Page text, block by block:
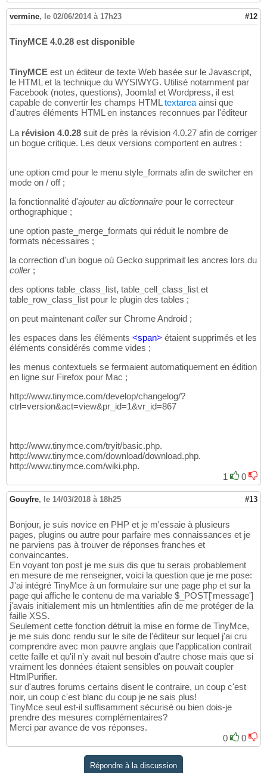
vermine, le 02/06/2014 à 17h23 #12
TinyMCE 4.0.28 est disponible
TinyMCE est un éditeur de texte Web basée sur le Javascript,
le HTML et la technique du WYSIWYG. Utilisé notamment par
Facebook (notes, questions), Joomla! et Wordpress, il est
capable de convertir les champs HTML textarea ainsi que
d'autres éléments HTML en instances reconnues par l'éditeur
La révision 4.0.28 suit de près la révision 4.0.27 afin de corriger
un bogue critique. Les deux versions comportent en autres :
une option cmd pour le menu style_formats afin de switcher en
mode on / off ;
la fonctionnalité d'ajouter au dictionnaire pour le correcteur
orthographique ;
une option paste_merge_formats qui réduit le nombre de
formats nécessaires ;
la correction d'un bogue où Gecko supprimait les ancres lors du
coller;
des options table_class_list, table_cell_class_list et
table_row_class_list pour le plugin des tables ;
on peut maintenant collersur Chrome Android ;
les espaces dans les éléments <span> étaient supprimés et les
éléments considérés comme vides ;
les menus contextuels se fermaient automatiquement en édition
en ligne sur Firefox pour Mac ;
http://www.tinymce.com/develop/changelog/?
ctrl=version&act=view&pr_id=1&vr_id=867
http://www.tinymce.com/tryit/basic.php.
http://www.tinymce.com/download/download.php.
http://www.tinymce.com/wiki.php.
1
0
Gouyfre, le 14/03/2018 à 18h25 #13
Bonjour, je suis novice en PHP et je m'essaie à plusieurs
pages, plugins ou autre pour parfaire mes connaissances et je
ne parviens pas à trouver de réponses franches et
convaincantes.
En voyant ton post je me suis dis que tu serais probablement
en mesure de me renseigner, voici la question que je me pose:
J'ai intégré TinyMce à un formulaire sur une page php et sur la
page qui affiche le contenu de ma variable $_POST['message']
j'avais initialement mis un htmlentities afin de me protéger de la
faille XSS.
Seulement cette fonction détruit la mise en forme de TinyMce,
je me suis donc rendu sur le site de l'éditeur sur lequel j'ai cru
comprendre avec mon pauvre anglais que l'application contrait
cette faille et qu'il n'y avait nul besoin d'autre chose mais que si
vraiment les données étaient sensibles on pouvait coupler
HtmlPurifier.
sur d'autres forums certains disent le contraire, un coup c'est
noir, un coup c'est blanc du coup je ne sais plus!
TinyMce seul est-il suffisamment sécurisé ou bien dois-je
prendre des mesures complémentaires?
Merci par avance de vos réponses.
0
0
Répondre à la discussion